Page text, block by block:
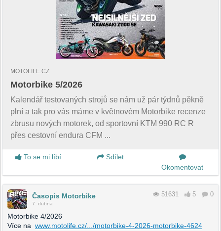
MOTOLIFE.CZ
Motorbike 5/2026
Kalendář testovaných strojů se nám už pár týdnů pěkně
plní a tak pro vás máme v květnovém Motorbike recenze
zbrusu nových motorek, od sportovní KTM 990 RC R
přes cestovní endura CFM ...
To se mi líbí
Sdílet
Okomentovat
Časopis Motorbike
7. dubna
51631 5 0
Motorbike 4/2026
Více na www.motolife.cz/.../motorbike-4-2026-motorbike-4624